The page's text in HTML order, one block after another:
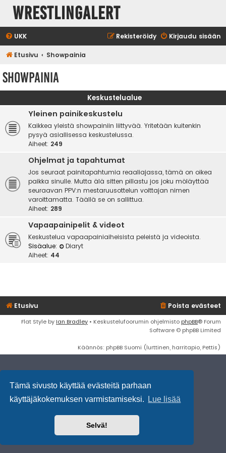
Tämä sivusto käyttää evästeitä parhaan
käyttäjäkokemuksen varmistamiseksi.
Lue lisää
Selvä!
WrestlingAlert
UKK Kirjaudu sisään
Rekisteröidy
Etusivu Showpainia
Showpainia
Keskustelualue
Yleinen painikeskustelu
Kaikkea yleistä showpainiin liittyvää. Yritetään kuitenkin
pysyä asiallisessa keskustelussa.
Aiheet: 249
Ohjelmat ja tapahtumat
Jos seuraat painitapahtumia reaaliajassa, tämä on oikea
paikka sinulle. Mutta älä sitten pillastu jos joku möläyttää
seuraavan PPV:n mestaruusottelun voittajan nimen
varoittamatta. Täällä se on sallittua.
Aiheet: 289
Vapaapainipelit & videot
Keskustelua vapaapainiaiheisista peleistä ja videoista.
Sisäalue:
Diaryt
Aiheet: 44
Etusivu Poista evästeet
Flat Style by Ian Bradley • Keskustelufoorumin ohjelmisto phpBB® Forum
Software © phpBB Limited
Käännös: phpBB Suomi (lurttinen, harritapio, Pettis)